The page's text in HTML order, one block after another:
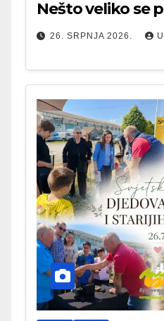
Nešto veliko se
26. SRPNJA 2026.